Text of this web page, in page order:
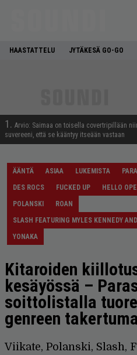
HAASTATTELU JYTÄKESÄ GO-GO
1. Arvio: Saimaa on toisella covertripillään
suvereeni, että se kääntyy itseään vastaan
ÄÄNTÄ ASIAA LUKEMISTA
DES ROCS
FUCKED UP HELLO
POLANSKI
ROAN
SLASH FEATURING MYLES KENNEDY
YONAKA
Kitaroiden
kesäyössä –
soittolistalla
genreen
Viikate, Polanski, Slash,